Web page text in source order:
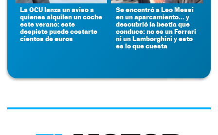
La OCU lanza un aviso a
quienes alquilen un coche
este verano: este
despiste puede costarte
cientos de euros
Se encontró a Leo Messi
en un aparcamiento... y
descubrió la bestia que
conduce: no es un Ferrari
ni un Lamborghini y esto
es lo que cuesta